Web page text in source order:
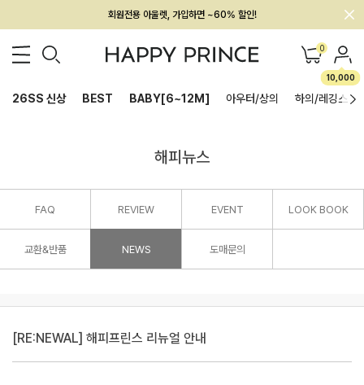
회원전용 아울렛, 가입하면 ~60% 할인!
멤버십 최대 28,000원 혜택 0
10,000
26SS 신상 BEST BABY[6~12M] 아우터/상의 하의/레깅스
해피뉴스
FAQ REVIEW EVENT LOOK BOOK
교환&반품 NEWS 도매문의
[RE:NEWAL] 해피프린스 리뉴얼 안내